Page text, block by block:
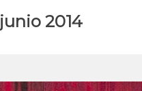
junio 2014